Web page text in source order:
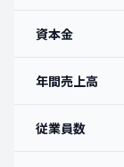
資本金
年間売上高
従業員数